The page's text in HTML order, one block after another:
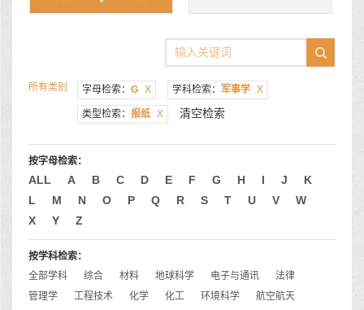
所有类别 字母检索： G X 学科检索： 军事学 X
类型检索： 报纸 X 清空检索
按字母检索：
ALL A B C D E F G H I J
K
L
M N O P Q R S T U V
W
X
Y Z
按学科检索：
全部学科
综合 材料 地球科学 电子与通讯
法律
管理学
工程技术 化学 化工 环境科学
航空航天